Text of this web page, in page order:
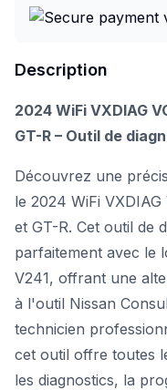
Description
2024 WiFi VXDIAG
GT-R – Outil de
Découvrez une
le 2024 WiFi
et GT-R. Cet outil de
parfaitement avec le
V241, offrant une
à l'outil Nissan
technicien
cet outil offre toutes
les diagnostics, la